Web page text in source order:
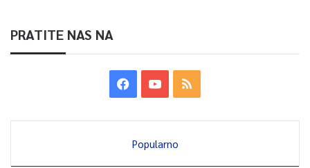
PRATITE NAS NA
Popularno